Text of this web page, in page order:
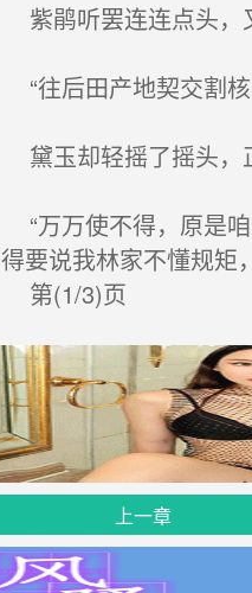
紫鹃听罢连连点头，
“往后田产地契交割
黛玉却轻摇了摇头，
“万万使不得，原是
得要说我林家不懂规矩
第(1/3)页
上一章